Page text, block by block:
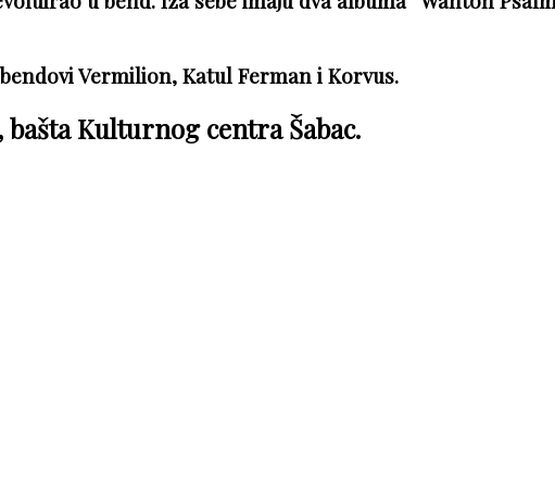
Vermilion, Katul Ferman i Korvus.
bašta Kulturnog centra Šabac.